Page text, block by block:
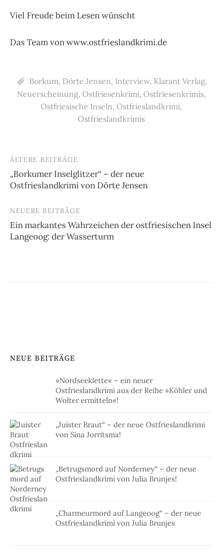
Viel Freude beim Lesen wünscht
Das Team von www.ostfrieslandkrimi.de
Borkum, Dörte Jensen, Interview, Klarant Verlag,
Neuerscheinung, Ostfriesenkrimi, Ostfriesenkrimis,
Ostfriesische Inseln, Ostfrieslandkrimi,
Ostfrieslandkrimis
Beitragsnavigation
ÄLTERE BEITRÄGE
„Borkumer Inselglitzer“ – der neue
Ostfrieslandkrimi von Dörte Jensen
NEUERE BEITRÄGE
Ein markantes Wahrzeichen der ostfriesischen Insel
Langeoog: der Wasserturm
NEUE BEITRÄGE
»Nordseeklette« – ein neuer
Ostfrieslandkrimi aus der Reihe »Köhler und
Wolter ermitteln«!
„Juister Braut“ – der neue Ostfrieslandkrimi
von Sina Jorritsma!
„Betrugsmord auf Norderney“ – der neue
Ostfrieslandkrimi von Julia Brunjes!
„Charmeurmord auf Langeoog“ – der neue
Ostfrieslandkrimi von Julia Brunjes